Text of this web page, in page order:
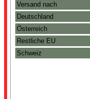
Versand nach
Deutschland
Österreich
Restliche EU
Schweiz